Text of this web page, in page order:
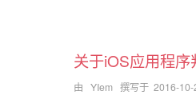
关于iOS应用程序
由 YIem 撰写于 2016-10-